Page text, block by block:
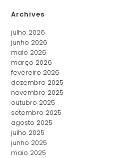
Archives
julho 2026
junho 2026
maio 2026
março 2026
fevereiro 2026
dezembro 2025
novembro 2025
outubro 2025
setembro 2025
agosto 2025
julho 2025
junho 2025
maio 2025